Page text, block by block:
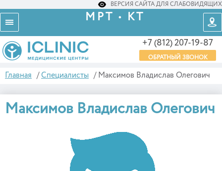
ВЕРСИЯ САЙТА ДЛЯ СЛАБОВИДЯЩИХ
МРТ • КТ
+7 (812) 207-19-87
ОБРАТНЫЙ ЗВОНОК
Главная / Специалисты / Максимов Владислав Олегович
Максимов Владислав Олегович